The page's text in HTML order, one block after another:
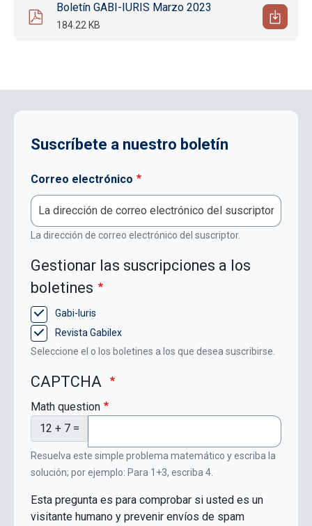
Boletín GABI-IURIS Marzo 2023
184.22 KB
Suscríbete a nuestro boletín
Correo electrónico
La dirección de correo electrónico del suscriptor.
Gestionar las suscripciones a los
boletines
Gabi-Iuris
Revista Gabilex
Seleccione el o los boletines a los que desea suscribirse.
CAPTCHA
Math question
12 + 7 =
Resuelva este simple problema matemático y escriba la
solución; por ejemplo: Para 1+3, escriba 4.
Esta pregunta es para comprobar si usted es un
visitante humano y prevenir envíos de spam